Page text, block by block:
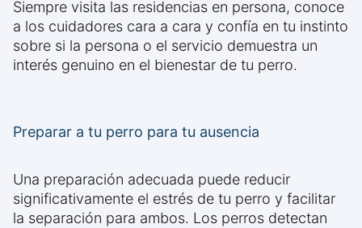
Siempre visita las residencias en persona, conoce
a los cuidadores cara a cara y confía en tu instinto
sobre si la persona o el servicio demuestra un
interés genuino en el bienestar de tu perro.
Preparar a tu perro para tu ausencia
Una preparación adecuada puede reducir
significativamente el estrés de tu perro y facilitar
la separación para ambos. Los perros detectan